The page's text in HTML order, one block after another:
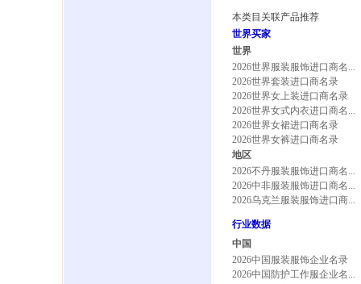
本类目关联产品推荐
世界买家
世界
2026世界服装服饰进口商名...
2026世界套装进口商名录
2026世界女上装进口商名录
2026世界女式内衣进口商名...
2026世界女裙进口商名录
2026世界女裤进口商名录
地区
2026不丹服装服饰进口商名...
2026中非服装服饰进口商名...
2026乌克兰服装服饰进口商...
行业数据
中国
2026中国服装服饰企业名录
2026中国防护工作服企业名...